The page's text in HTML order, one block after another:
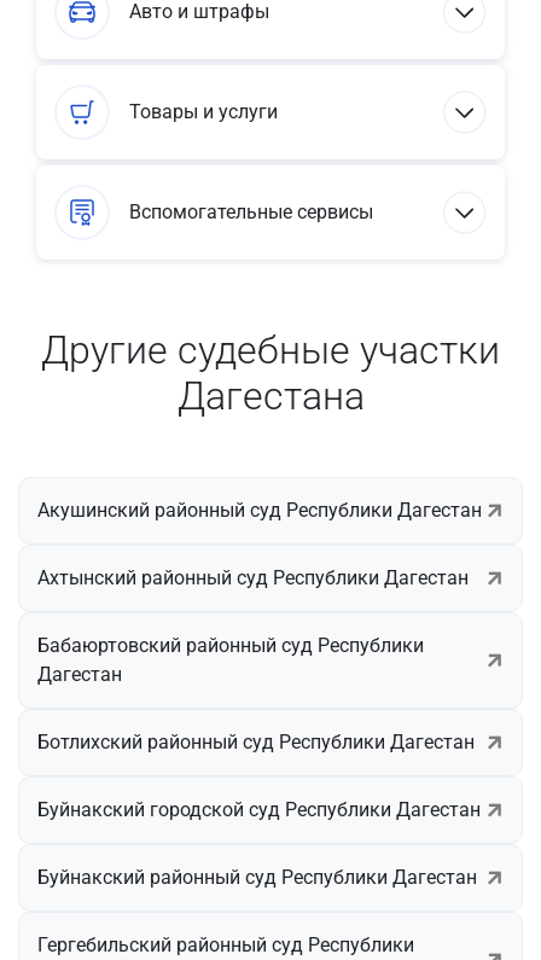
Авто и штрафы
Товары и услуги
Вспомогательные сервисы
Другие судебные участки
Дагестана
Акушинский районный суд Республики Дагестан
Ахтынский районный суд Республики Дагестан
Бабаюртовский районный суд Республики
Дагестан
Ботлихский районный суд Республики Дагестан
Буйнакский городской суд Республики Дагестан
Буйнакский районный суд Республики Дагестан
Гергебильский районный суд Республики